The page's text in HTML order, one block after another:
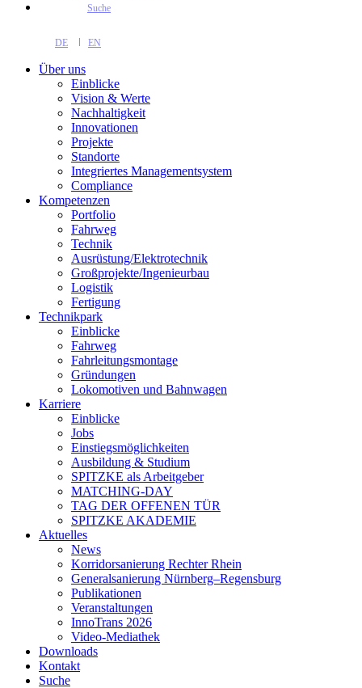
Suche
DE EN
Über uns
Einblicke
Vision & Werte
Nachhaltigkeit
Innovationen
Projekte
Standorte
Integriertes Managementsystem
Compliance
Kompetenzen
Portfolio
Fahrweg
Technik
Ausrüstung/Elektrotechnik
Großprojekte/Ingenieurbau
Logistik
Fertigung
Technikpark
Einblicke
Fahrweg
Fahrleitungsmontage
Gründungen
Lokomotiven und Bahnwagen
Karriere
Einblicke
Jobs
Einstiegsmöglichkeiten
Ausbildung & Studium
SPITZKE als Arbeitgeber
MATCHING-DAY
TAG DER OFFENEN TÜR
SPITZKE AKADEMIE
Aktuelles
News
Korridorsanierung Rechter Rhein
Generalsanierung Nürnberg–Regensburg
Publikationen
Veranstaltungen
InnoTrans 2026
Video-Mediathek
Downloads
Kontakt
Suche